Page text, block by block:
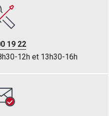
19 22
12h et 13h30-16h